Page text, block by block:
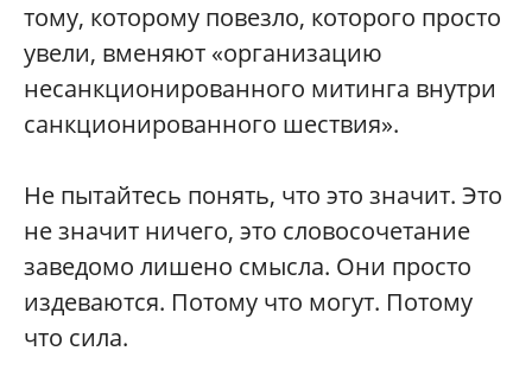
тому, которому повезло, которого просто
увели, вменяют «организацию
несанкционированного митинга внутри
санкционированного шествия».
Не пытайтесь понять, что это значит. Это
не значит ничего, это словосочетание
заведомо лишено смысла. Они просто
издеваются. Потому что могут. Потому
что сила.